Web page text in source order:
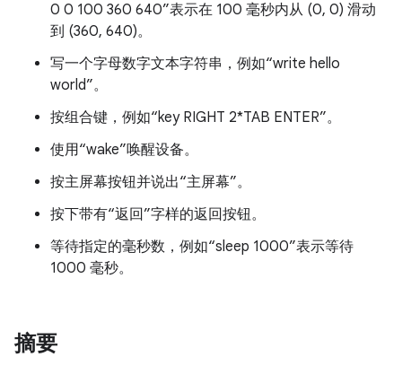
0 0 100 360 640”表示在 100 毫秒内从 (0, 0) 滑动
到 (360, 640)。
写一个字母数字文本字符串，例如“write hello
world”。
按组合键，例如“key RIGHT 2*TAB ENTER”。
使用“wake”唤醒设备。
按主屏幕按钮并说出“主屏幕”。
按下带有“返回”字样的返回按钮。
等待指定的毫秒数，例如“sleep 1000”表示等待
1000 毫秒。
摘要